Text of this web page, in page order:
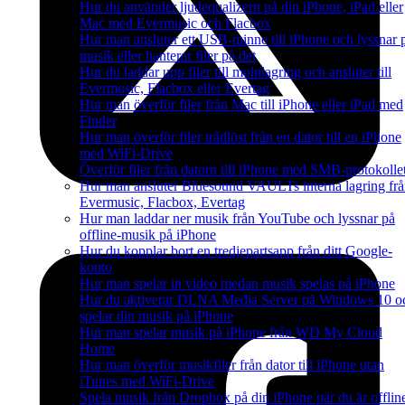
Hur du använder ljudequalizern på din iPhone, iPad eller
Mac med Evermusic och Flacbox
Hur man ansluter ett USB-minne till iPhone och lyssnar
musik eller hanterar filer på det
Hur du laddar upp filer till molnlagring och ansluter till
Evermusic, Flacbox eller Evertag
Hur man överför filer från Mac till iPhone eller iPad med
Finder
Hur man överför filer trådlöst från en dator till en iPhone
med WiFi-Drive
Överför filer från datorn till iPhone med SMB-
Hur man ansluter Bluesound VAULTs interna lagring
Evermusic, Flacbox, Evertag
Hur man laddar ner musik från YouTube och lyssnar på
offline-musik på iPhone
Hur du kopplar bort en tredjepartsapp från ditt Google-
konto
Hur man spelar in video medan musik spelas på iPhone
Hur du aktiverar DLNA Media Server på Windows 10
spelar din musik på iPhone
Hur man spelar musik på iPhone från WD My Cloud
Home
Hur man överför musikfiler från dator till iPhone utan
iTunes med WiFi-Drive
Spela musik från Dropbox på din iPhone när du är